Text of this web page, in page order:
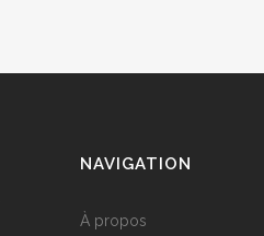
NAVIGATION
À propos